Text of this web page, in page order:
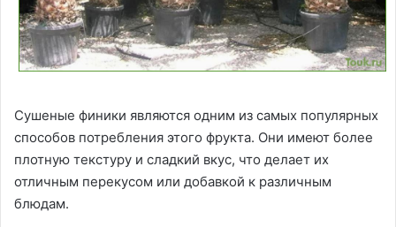
Сушеные финики являются одним из самых популярных
способов потребления этого фрукта. Они имеют более
плотную текстуру и сладкий вкус, что делает их
отличным перекусом или добавкой к различным
блюдам.